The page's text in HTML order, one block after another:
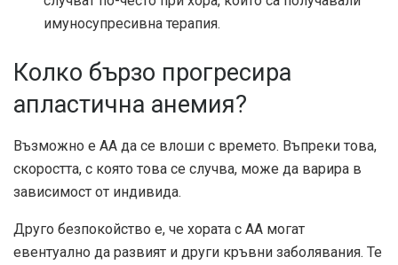
имуносупресивна терапия.
Колко бързо прогресира
апластична анемия?
Възможно е АА да се влоши с времето. Въпреки това,
скоростта, с която това се случва, може да варира в
зависимост от индивида.
Друго безпокойство е, че хората с АА могат
евентуално да развият и други кръвни заболявания. Те